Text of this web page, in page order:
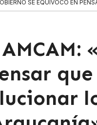
SE EQUIVOCÓ EN